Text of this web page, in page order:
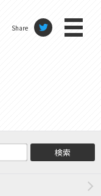
Share
検索